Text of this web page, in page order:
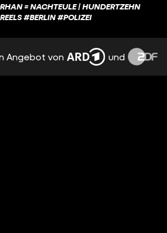
= NACHTEULE | HUNDERTZEHN
#BERLIN #POLIZEI
ABER SCHNELL WEG |
#REELS #POLIZEI #BERLIN
Angebot von und